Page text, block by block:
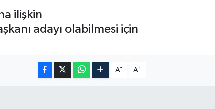
ilişkin
adayı olabilmesi için
A- A+